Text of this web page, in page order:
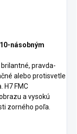
násobným
pravda-
alebo protisvetle
H7 FMC
a vysokú
zorného poľa.